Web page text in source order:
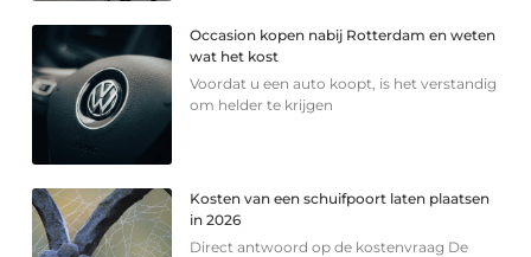
Occasion kopen nabij Rotterdam en weten
wat het kost
Voordat u een auto koopt, is het verstandig
om helder te krijgen
Kosten van een schuifpoort laten plaatsen
in 2026
Direct antwoord op de kostenvraag De